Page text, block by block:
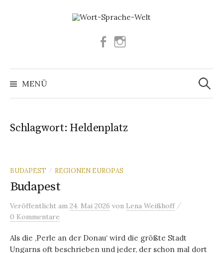
Facebook
MENÜ
Suchen
nach:
Schlagwort: Heldenplatz
BUDAPEST / REGIONEN EUROPAS
Budapest
Veröffentlicht am 24. Mai 2026 von Lena Weißhoff /
0 Kommentare
Als die ‚Perle an der Donau‘ wird die größte Stadt
Ungarns oft beschrieben und jeder, der schon mal dort